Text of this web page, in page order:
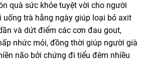
quà sức khỏe tuyệt vời cho người
uống trà hằng ngày giúp loại bỏ axit
và dứt điểm các cơn đau gout,
nhức mỏi, đồng thời giúp người già
não bởi chứng đi tiểu đêm nhiều